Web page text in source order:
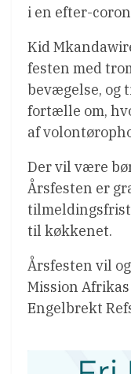
i en efter-
Kid
festen med
bevægelse, og
fortælle om,
af
Der vil være
Årsfesten er
tilmeldingsfrist
til køkkenet.
Årsfesten vil
Mission
Engelbrekt